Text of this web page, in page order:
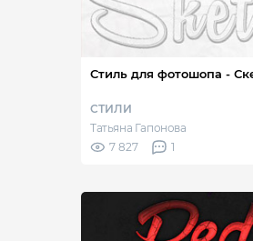
Стиль для фотошопа -
СТИЛИ
Татьяна Гапонова
7 827
1